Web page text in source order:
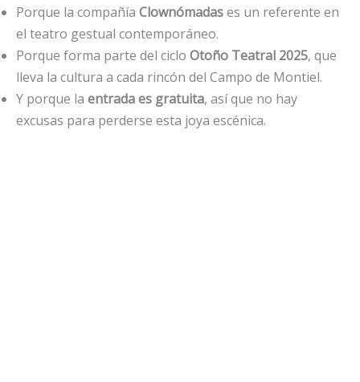
Porque la compañía Clownómadases un referente en
el teatro gestual contemporáneo.
Porque forma parte del ciclo Otoño Teatral 2025, que
lleva la cultura a cada rincón del Campo de Montiel.
Y porque la entrada es gratuita, así que no hay
excusas para perderse esta joya escénica.